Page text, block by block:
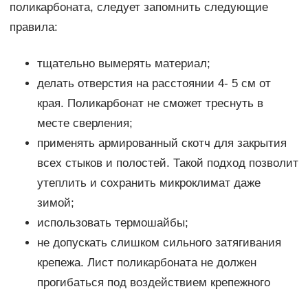
поликарбоната, следует запомнить следующие
правила:
тщательно вымерять материал;
делать отверстия на расстоянии 4- 5 см от
края. Поликарбонат не сможет треснуть в
месте сверления;
применять армированный скотч для закрытия
всех стыков и полостей. Такой подход позволит
утеплить и сохранить микроклимат даже
зимой;
использовать термошайбы;
не допускать слишком сильного затягивания
крепежа. Лист поликарбоната не должен
прогибаться под воздействием крепежного